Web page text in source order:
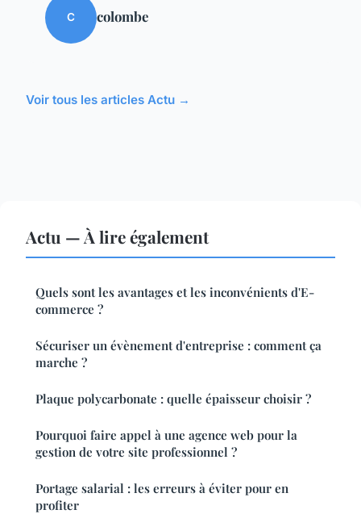
C colombe
Voir tous les articles Actu →
Actu — À lire également
Quels sont les avantages et les inconvénients d'E-
commerce ?
Sécuriser un évènement d'entreprise : comment ça
marche ?
Plaque polycarbonate : quelle épaisseur choisir ?
Pourquoi faire appel à une agence web pour la
gestion de votre site professionnel ?
Portage salarial : les erreurs à éviter pour en
profiter